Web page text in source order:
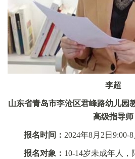
李超
山东省青岛市李沧区君峰路幼儿园
高级指导师
报名时间： 2024年8月2日9:00-
报名对象： 10-14岁未成年人，